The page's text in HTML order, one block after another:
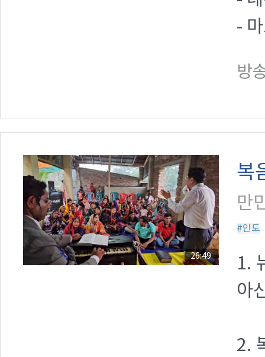
-
방
26:49
복
만
#인도
1.
아
2.